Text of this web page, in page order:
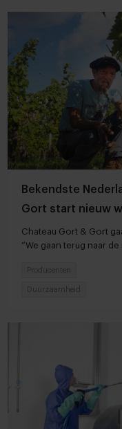
Bekendste
Gort start nieuw
Chateau Gort & Gort
“We gaan terug naar de
Producenten
Duurzaamheid